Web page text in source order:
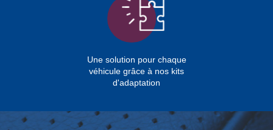
Une solution pour chaque
véhicule grâce à nos kits
d'adaptation